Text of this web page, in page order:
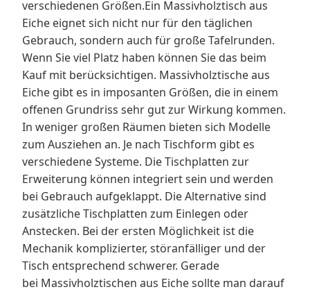
verschiedenen Größen.Ein Massivholztisch aus
Eiche eignet sich nicht nur für den täglichen
Gebrauch, sondern auch für große Tafelrunden.
Wenn Sie viel Platz haben können Sie das beim
Kauf mit berücksichtigen. Massivholztische aus
Eiche gibt es in imposanten Größen, die in einem
offenen Grundriss sehr gut zur Wirkung kommen.
In weniger großen Räumen bieten sich Modelle
zum Ausziehen an. Je nach Tischform gibt es
verschiedene Systeme. Die Tischplatten zur
Erweiterung können integriert sein und werden
bei Gebrauch aufgeklappt. Die Alternative sind
zusätzliche Tischplatten zum Einlegen oder
Anstecken. Bei der ersten Möglichkeit ist die
Mechanik komplizierter, störanfälliger und der
Tisch entsprechend schwerer. Gerade
bei Massivholztischen aus Eiche sollte man darauf